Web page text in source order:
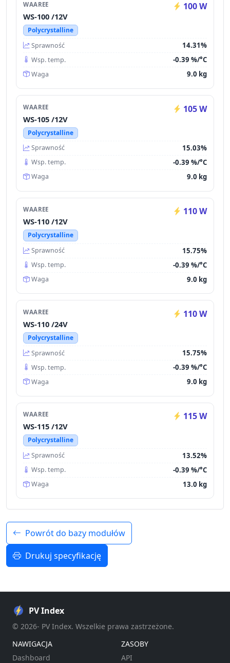
WAAREE 100 W
WS-100 /12V
Polycrystalline
Sprawność
14.31%
Wsp. temp. -0.39 %/°C
Waga 9.0 kg
WAAREE 105 W
WS-105 /12V
Polycrystalline
Sprawność
15.03%
Wsp. temp. -0.39 %/°C
Waga 9.0 kg
WAAREE 110 W
WS-110 /12V
Polycrystalline
Sprawność
15.75%
Wsp. temp. -0.39 %/°C
Waga 9.0 kg
WAAREE 110 W
WS-110 /24V
Polycrystalline
Sprawność
15.75%
Wsp. temp. -0.39 %/°C
Waga 9.0 kg
WAAREE 115 W
WS-115 /12V
Polycrystalline
Sprawność
13.52%
Wsp. temp. -0.39 %/°C
Waga 13.0 kg
Powrót do bazy modułów
Drukuj specyfikację
PV Index
© 2026- PV Index. Wszelkie prawa zastrzeżone.
NAWIGACJA
Dashboard
ZASOBY
API